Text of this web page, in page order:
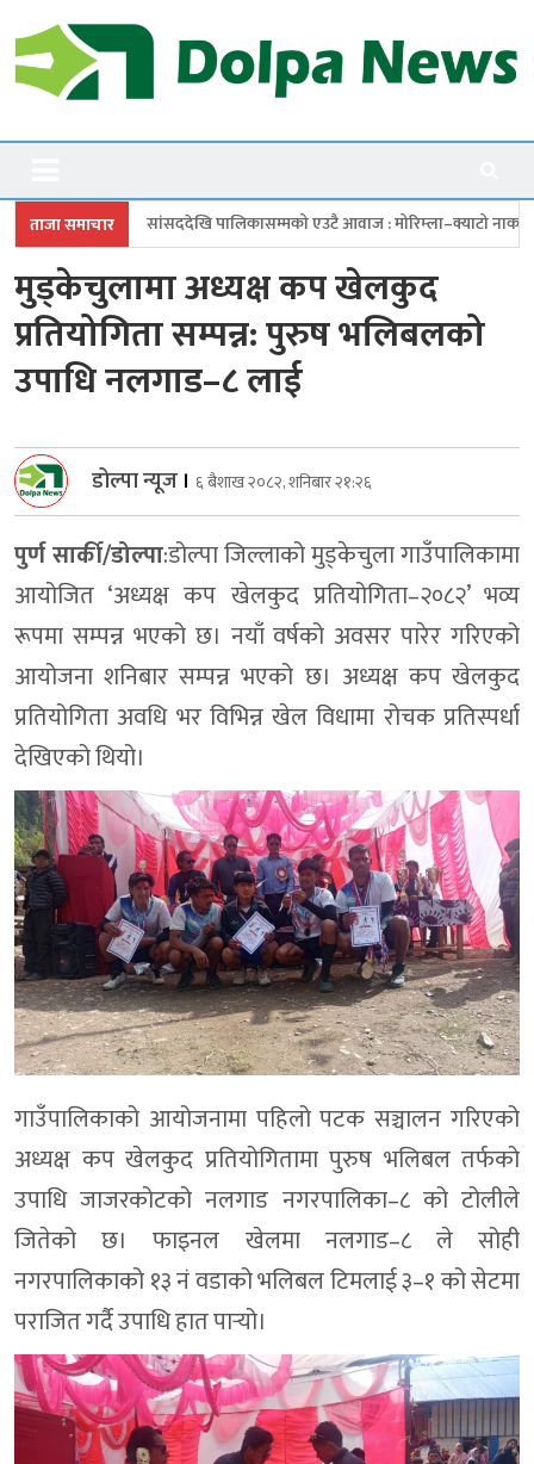
to
content
Dolpanews
ताजा समाचारएउटै आवाज : मोरिम्ला–क्याटो नाका तत्काल खोल चारबुँदे
मुड्केचुलामा अध्यक्ष कप खेलकुद
प्रतियोगिता सम्पन्न: पुरुष भलिबलको
उपाधि नलगाड–८ लाई
डोल्पा न्यूज । ६ बैशाख २०८२, शनिबार २१:२६
पुर्ण सार्की/डोल्पा:डोल्पा जिल्लाको मुड्केचुला गाउँपालिकामा
आयोजित ‘अध्यक्ष कप खेलकुद प्रतियोगिता–२०८२’ भव्य
रूपमा सम्पन्न भएको छ। नयाँ वर्षको अवसर पारेर गरिएको
आयोजना शनिबार सम्पन्न भएको छ। अध्यक्ष कप खेलकुद
प्रतियोगिता अवधि भर विभिन्न खेल विधामा रोचक प्रतिस्पर्धा
देखिएको थियो।
गाउँपालिकाको आयोजनामा पहिलो पटक सञ्चालन गरिएको
अध्यक्ष कप खेलकुद प्रतियोगितामा पुरुष भलिबल तर्फको
उपाधि जाजरकोटको नलगाड नगरपालिका–८ को टोलीले
जितेको छ। फाइनल खेलमा नलगाड–८ ले सोही
नगरपालिकाको १३ नं वडाको भलिबल टिमलाई ३–१ को सेटमा
पराजित गर्दै उपाधि हात पार्‍यो।